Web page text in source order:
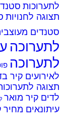
סטנדים
לחנויות
מעוצבים
פופ אפ
קיר בד קיר
לתערוכות
קיר מואר קיר
מחיר קיר